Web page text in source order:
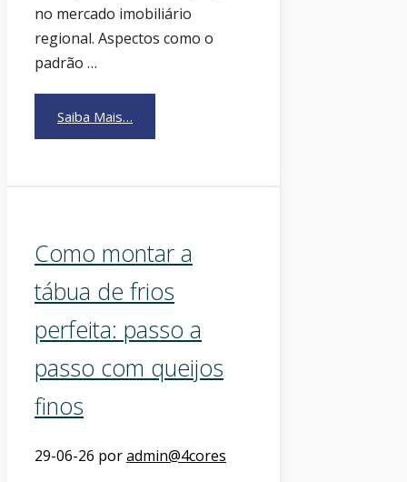
no mercado imobiliário
regional. Aspectos como o
padrão …
Saiba Mais…
Como montar a
tábua de frios
perfeita: passo a
passo com queijos
finos
29-06-26 poradmin@4cores